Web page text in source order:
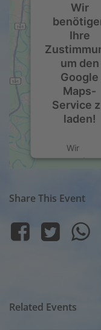
Wir
Ihre
um den
Google
Maps-
Service
laden!
Wir
verwenden
Drittanbieters,
Karteninhalte
einzubetten.
sammeln.
Share This Event
Related Events